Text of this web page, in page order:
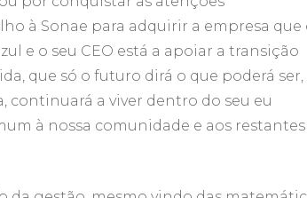
à Sonae para adquirir a empresa que
e o seu CEO está a apoiar a transição
que só o futuro dirá o que poderá ser,
continuará a viver dentro do seu eu
à nossa comunidade e aos restantes